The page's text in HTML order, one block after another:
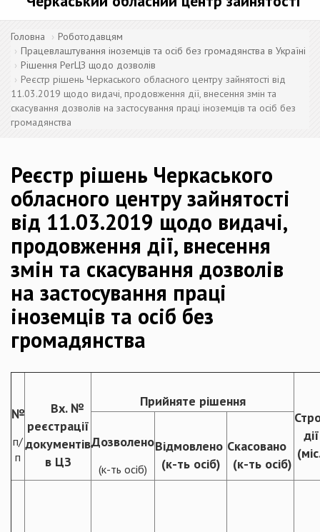
Головна
Роботодавцям
Працевлаштування іноземців та осіб без громадянства в Україні
Рішення РегЦЗ щодо дозволів
Реєстр рішень Черкаського обласного центру зайнятості від
11.03.2019 щодо видачі, продовження дії, внесення змін та
скасування дозволів на застосування праці іноземців та осіб без
громадянства
Реєстр рішень Черкаського
обласного центру зайнятості
від 11.03.2019 щодо видачі,
продовження дії, внесення
змін та скасування дозволів
на застосування праці
іноземців та осіб без
громадянства
№
п/
п
Вх. №
реєстрації
документів
в ЦЗ
Прийняте рішення
дії
Дозволено
(к-ть осіб)
Відмовлено
(к-ть осіб)
Скасовано
(к-ть осіб)